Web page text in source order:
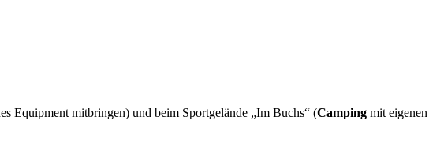
Equipment mitbringen) und beim Sportgelände „Im Buchs“ (Camping mit